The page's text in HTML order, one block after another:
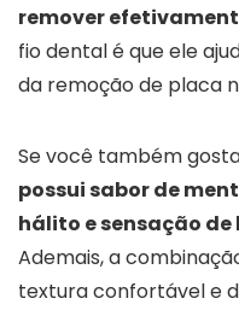
remover
fio dental é que ele
da remoção de placa
Se você também
possui sabor de
hálito e sensação de
Ademais, a
textura confortável e